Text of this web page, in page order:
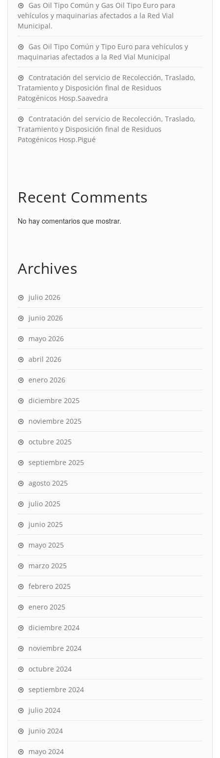
Gas Oil Tipo Común y Gas Oil Tipo Euro para
vehículos y maquinarias afectados a la Red Vial
Municipal.
Gas Oil Tipo Común y Tipo Euro para vehículos y
maquinarias afectados a la Red Vial Municipal
Contratación del servicio de Recolección, Traslado,
Tratamiento y Disposición final de Residuos
Patogénicos Hosp.Saavedra
Contratación del servicio de Recolección, Traslado,
Tratamiento y Disposición final de Residuos
Patogénicos Hosp.Pigué
Recent Comments
No hay comentarios que mostrar.
Archives
julio 2026
junio 2026
mayo 2026
abril 2026
enero 2026
diciembre 2025
noviembre 2025
octubre 2025
septiembre 2025
agosto 2025
julio 2025
junio 2025
mayo 2025
marzo 2025
febrero 2025
enero 2025
diciembre 2024
noviembre 2024
octubre 2024
septiembre 2024
julio 2024
junio 2024
mayo 2024